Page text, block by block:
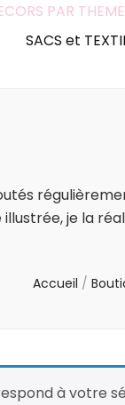
PAR THEME
SACS et
je la
Accueil /
à votre